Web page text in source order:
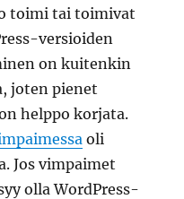
toimi tai toimivat
versioiden
on kuitenkin
joten pienet
helppo korjata.
oli
Jos vimpaimet
olla WordPress-